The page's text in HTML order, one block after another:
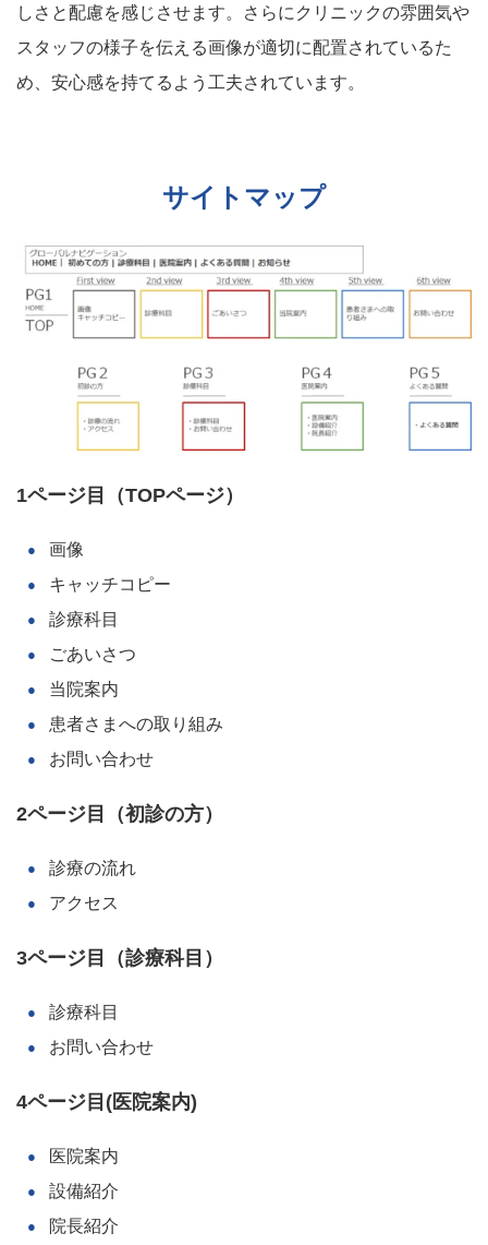
しさと配慮を感じさせます。さらにクリニックの雰囲気や
スタッフの様子を伝える画像が適切に配置されているた
め、安心感を持てるよう工夫されています。
サイトマップ
1ページ目（TOPページ）
画像
キャッチコピー
診療科目
ごあいさつ
当院案内
患者さまへの取り組み
お問い合わせ
2ページ目（初診の方）
診療の流れ
アクセス
3ページ目（診療科目）
診療科目
お問い合わせ
4ページ目(医院案内)
医院案内
設備紹介
院長紹介